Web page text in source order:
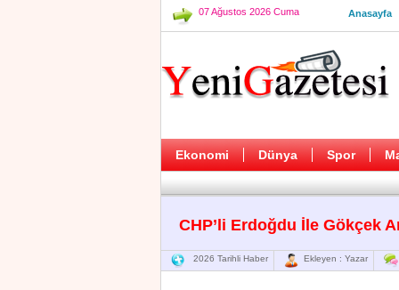
07 Ağustos 2026 Cuma Anasayfa
Ekonomi Dünya Spor
CHP’li Erdoğdu İle Gökçek
2026 Tarihli Haber Ekleyen : Yazar